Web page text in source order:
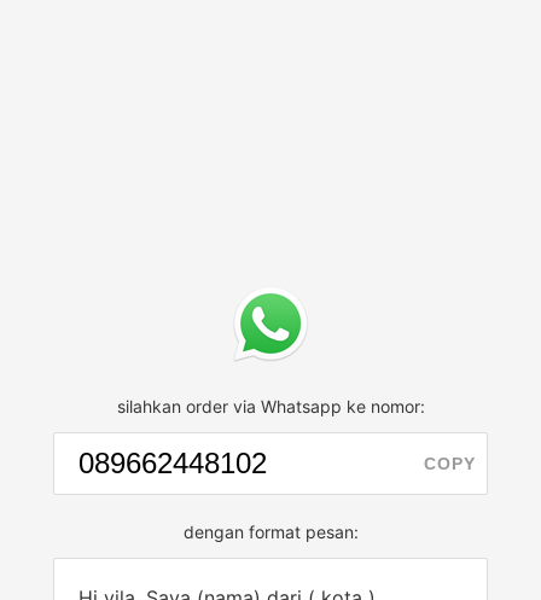
silahkan order via Whatsapp ke nomor:
COPY
dengan format pesan: